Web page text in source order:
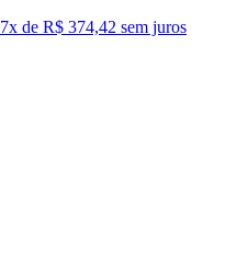
7x de R$ 374,42 sem juros